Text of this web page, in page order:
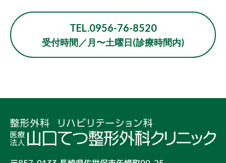
TEL.0956-76-8520
受付時間／月〜土曜日(診療時間内)